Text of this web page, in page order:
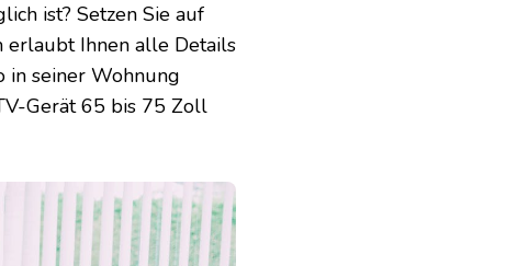
ist? Setzen Sie auf
erlaubt Ihnen alle Details
in seiner Wohnung
Gerät 65 bis 75 Zoll